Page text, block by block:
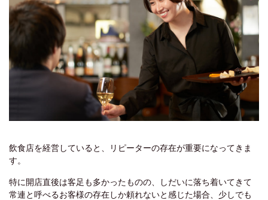
飲食店を経営していると、リピーターの存在が重要になってきま
す。
特に開店直後は客足も多かったものの、しだいに落ち着いてきて
常連と呼べるお客様の存在しか頼れないと感じた場合、少しでも